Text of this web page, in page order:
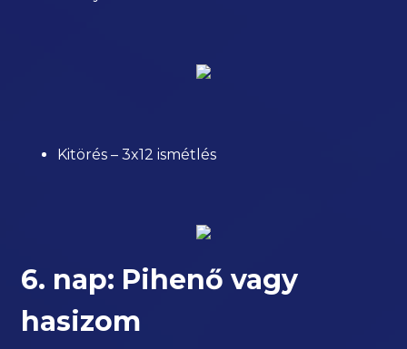
Kitörés – 3x12 ismétlés
6. nap: Pihenő vagy
hasizom